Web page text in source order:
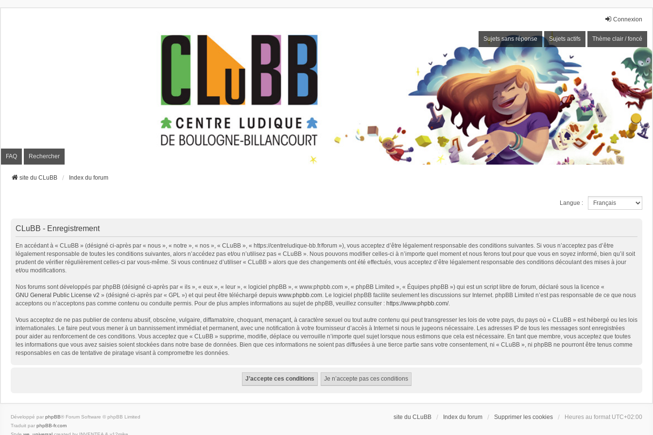
Connexion
Sujets sans réponse Sujets actifs Thème clair / foncé
FAQ Rechercher
site du CLuBB Index du forum
Langue :
CLuBB - Enregistrement
En accédant à « CLuBB » (désigné ci-après par « nous », « notre », « nos », « CLuBB », « https://centreludique-bb.fr/forum »), vous acceptez d’être légalement responsable des conditions suivantes. Si vous n’acceptez pas d’être
légalement responsable de toutes les conditions suivantes, alors n’accédez pas et/ou n’utilisez pas « CLuBB ». Nous pouvons modifier celles-ci à n’importe quel moment et nous ferons tout pour que vous en soyez informé, bien qu’il soit
prudent de vérifier régulièrement celles-ci par vous-même. Si vous continuez d’utiliser « CLuBB » alors que des changements ont été effectués, vous acceptez d’être légalement responsable des conditions découlant des mises à jour
et/ou modifications.
Nos forums sont développés par phpBB (désigné ci-après par « ils », « eux », « leur », « logiciel phpBB », « www.phpbb.com », « phpBB Limited », « Équipes phpBB ») qui est un script libre de forum, déclaré sous la licence «
GNU General Public License v2 » (désigné ci-après par « GPL ») et qui peut être téléchargé depuis www.phpbb.com. Le logiciel phpBB facilite seulement les discussions sur Internet. phpBB Limited n’est pas responsable de ce que nous
acceptons ou n’acceptons pas comme contenu ou conduite permis. Pour de plus amples informations au sujet de phpBB, veuillez consulter : https://www.phpbb.com/.
Vous acceptez de ne pas publier de contenu abusif, obscène, vulgaire, diffamatoire, choquant, menaçant, à caractère sexuel ou tout autre contenu qui peut transgresser les lois de votre pays, du pays où « CLuBB » est hébergé ou les lois
internationales. Le faire peut vous mener à un bannissement immédiat et permanent, avec une notification à votre fournisseur d’accès à Internet si nous le jugeons nécessaire. Les adresses IP de tous les messages sont enregistrées
pour aider au renforcement de ces conditions. Vous acceptez que « CLuBB » supprime, modifie, déplace ou verrouille n’importe quel sujet lorsque nous estimons que cela est nécessaire. En tant que membre, vous acceptez que toutes
les informations que vous avez saisies soient stockées dans notre base de données. Bien que ces informations ne soient pas diffusées à une tierce partie sans votre consentement, ni « CLuBB », ni phpBB ne pourront être tenus comme
responsables en cas de tentative de piratage visant à compromettre les données.
site du CLuBB Index du forum Supprimer les cookies Heures au format UTC+02:00
Développé par phpBB® Forum Software © phpBB Limited
Traduit par phpBB-fr.com